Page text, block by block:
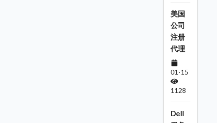
美国
公司
注册
代理
01-15
1128
Dell